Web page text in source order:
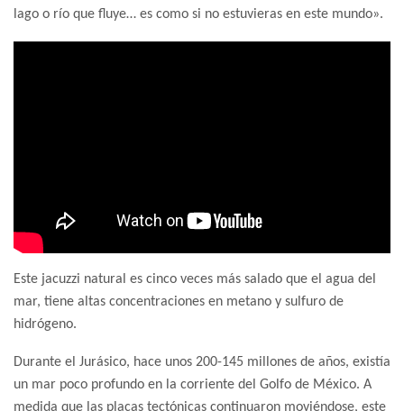
lago o río que fluye… es como si no estuvieras en este mundo».
Este jacuzzi natural es cinco veces más salado que el agua del
mar, tiene altas concentraciones en metano y sulfuro de
hidrógeno.
Durante el Jurásico, hace unos 200-145 millones de años, existía
un mar poco profundo en la corriente del Golfo de México. A
medida que las placas tectónicas continuaron moviéndose, este